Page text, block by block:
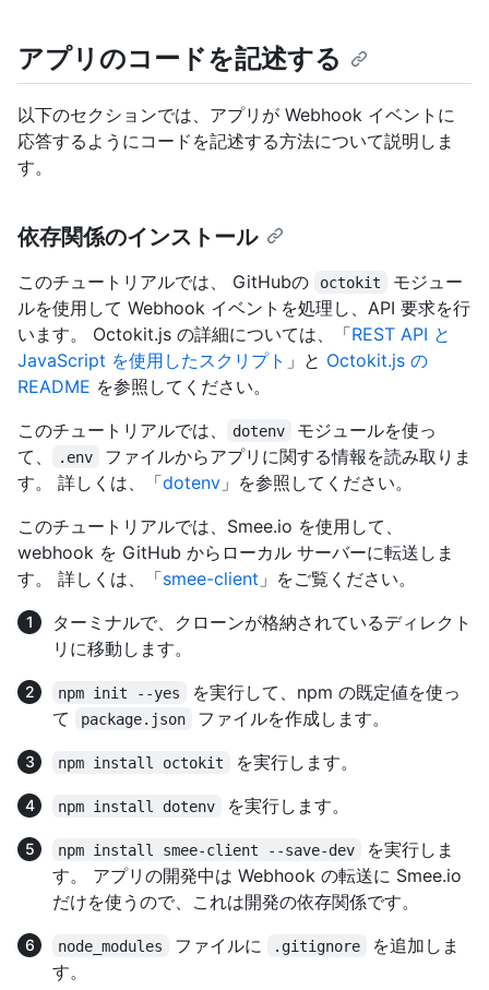
アプリのコードを記述する
以下のセクションでは、アプリが Webhook イベントに
応答するようにコードを記述する方法について説明しま
す。
依存関係のインストール
このチュートリアルでは、 GitHubの octokit
モジュー
ルを使用して Webhook イベントを処理し、API 要求を行
います。 Octokit.js の詳細については、「REST API と
JavaScript を使用したスクリプト 」と Octokit.js の
README を参照してください。
このチュートリアルでは、
dotenv
モジュールを使っ
て、
.env
ファイルからアプリに関する情報を読み取りま
す。 詳しくは、「dotenv 」を参照してください。
このチュートリアルでは、Smee.io を使用して、
webhook を GitHub からローカル サーバーに転送しま
す。 詳しくは、「smee-client 」をご覧ください。
ターミナルで、クローンが格納されているディレクト
リに移動します。
npm init --yes
を実行して、npm の既定値を使っ
て
package.json ファイルを作成します。
npm install octokit を実行します。
npm install dotenv を実行します。
npm install smee-client --save-dev
を実行しま
す。 アプリの開発中は Webhook の転送に Smee.io
だけを使うので、これは開発の依存関係です。
node_modules ファイルに .gitignore
を追加しま
す。